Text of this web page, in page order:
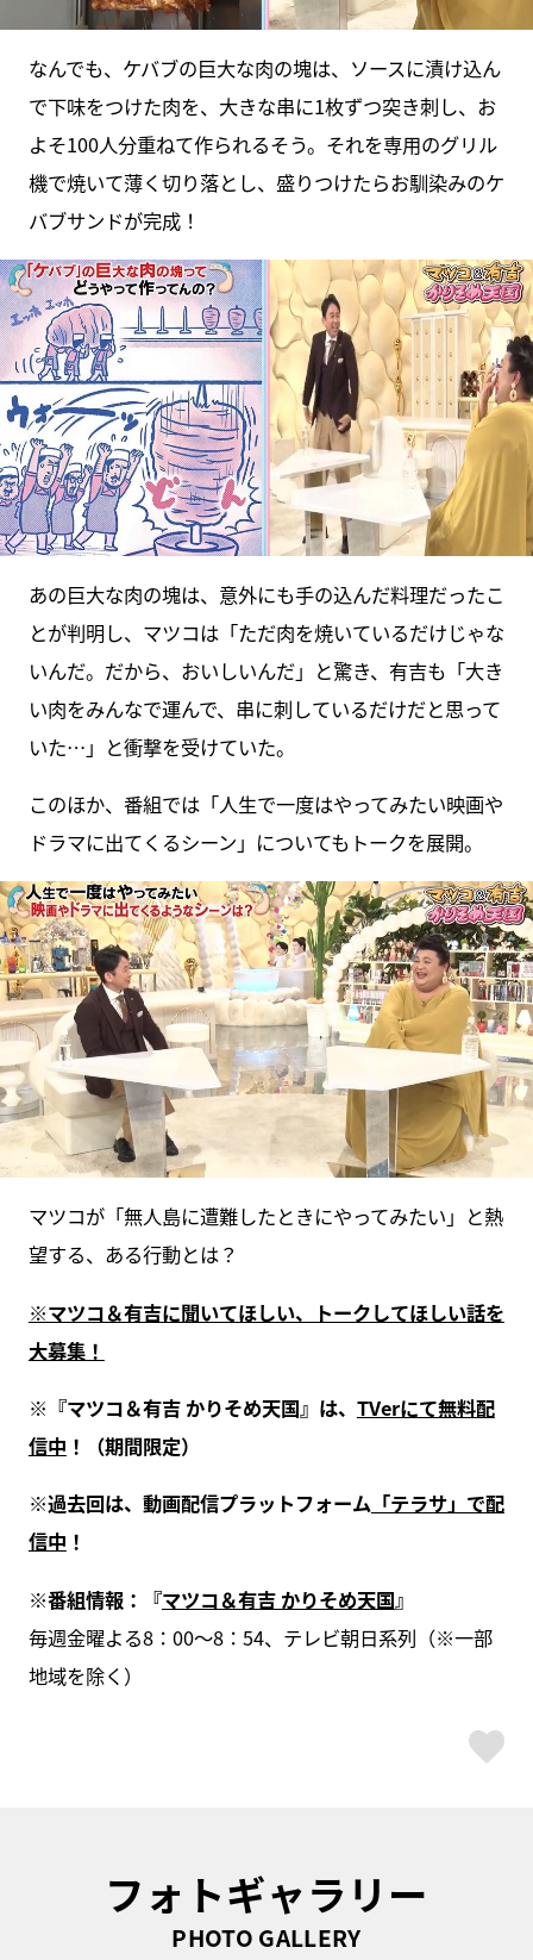
なんでも、ケバブの巨大な肉の塊は、ソースに漬け込ん
で下味をつけた肉を、大きな串に1枚ずつ突き刺し、お
よそ100人分重ねて作られるそう。それを専用のグリル
機で焼いて薄く切り落とし、盛りつけたらお馴染みのケ
バブサンドが完成！
あの巨大な肉の塊は、意外にも手の込んだ料理だったこ
とが判明し、マツコは「ただ肉を焼いているだけじゃな
いんだ。だから、おいしいんだ」と驚き、有吉も「大き
い肉をみんなで運んで、串に刺しているだけだと思って
いた…」と衝撃を受けていた。
このほか、番組では「人生で一度はやってみたい映画や
ドラマに出てくるシーン」についてもトークを展開。
マツコが「無人島に遭難したときにやってみたい」と熱
望する、ある行動とは？
※マツコ＆有吉に聞いてほしい、トークしてほしい話を
大募集！
※『マツコ＆有吉 かりそめ天国』は、 TVerにて無料配
信中 ！（期間限定）
※過去回は、動画配信プラットフォーム「テラサ」で配
信中 ！
※番組情報：『マツコ＆有吉 かりそめ天国』
毎週金曜よる8：00～8：54、テレビ朝日系列（※一部
地域を除く）
フォトギャラリー
PHOTO GALLERY